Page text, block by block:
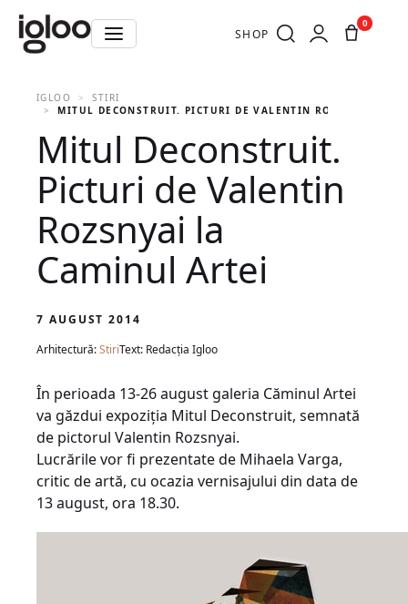
SHOP
0
IGLOO
STIRI
MITUL DECONSTRUIT. PICTURI DE VALENTIN ROZSNYAI LA
Mitul Deconstruit.
Picturi de Valentin
Rozsnyai la
Caminul Artei
7 AUGUST 2014
Arhitectură:StiriText: Redacția Igloo
În perioada 13-26 august galeria Căminul Artei
va găzdui expoziția Mitul Deconstruit, semnată
de pictorul Valentin Rozsnyai.
Lucrările vor fi prezentate de Mihaela Varga,
critic de artă, cu ocazia vernisajului din data de
13 august, ora 18.30.